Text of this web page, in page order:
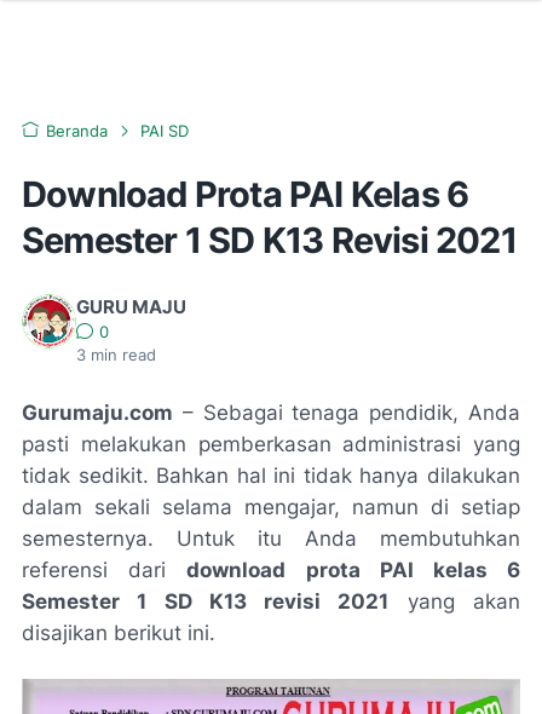
Beranda PAI SD
Download Prota PAI Kelas 6
Semester 1 SD K13 Revisi 2021
GURU MAJU
0
3 min read
Gurumaju.com – Sebagai tenaga pendidik, Anda
pasti melakukan pemberkasan administrasi yang
tidak sedikit. Bahkan hal ini tidak hanya dilakukan
dalam sekali selama mengajar, namun di setiap
semesternya. Untuk itu Anda membutuhkan
referensi daridownload prota PAI kelas 6
Semester 1 SD K13 revisi 2021 yang akan
disajikan berikut ini.